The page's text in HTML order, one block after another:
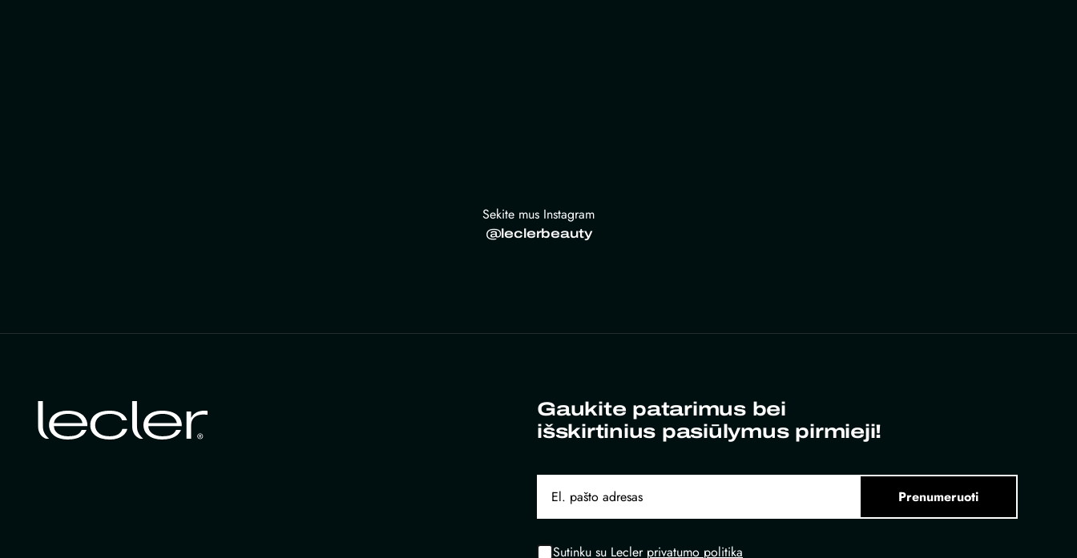
Sekite mus Instagram
@leclerbeauty
Gaukite patarimus bei
išskirtinius pasiūlymus pirmieji!
Prenumeruoti
Sutinku su Lecler privatumo politika